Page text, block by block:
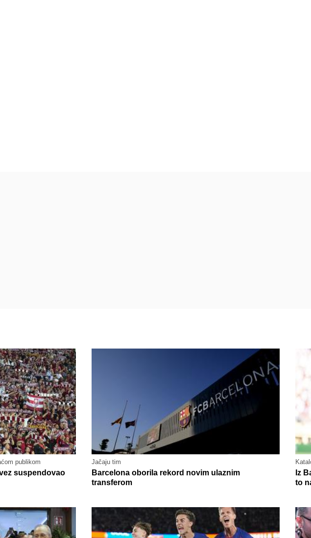
publikom
suspendovao
Jačaju tim
Barcelona oborila rekord novim ulaznim
transferom
Iz
to